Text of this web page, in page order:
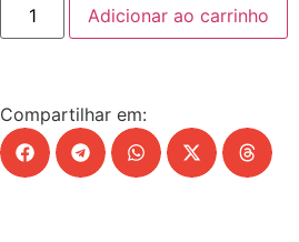
Adicionar ao carrinho
Compartilhar em: